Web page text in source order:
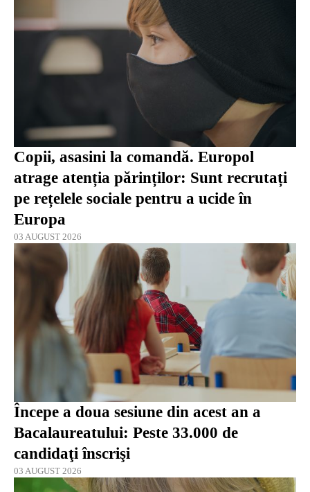
Copii, asasini la comandă. Europol
atrage atenția părinților: Sunt recrutați
pe rețelele sociale pentru a ucide în
Europa
03 AUGUST 2026
Începe a doua sesiune din acest an a
Bacalaureatului: Peste 33.000 de
candidaţi înscrişi
03 AUGUST 2026